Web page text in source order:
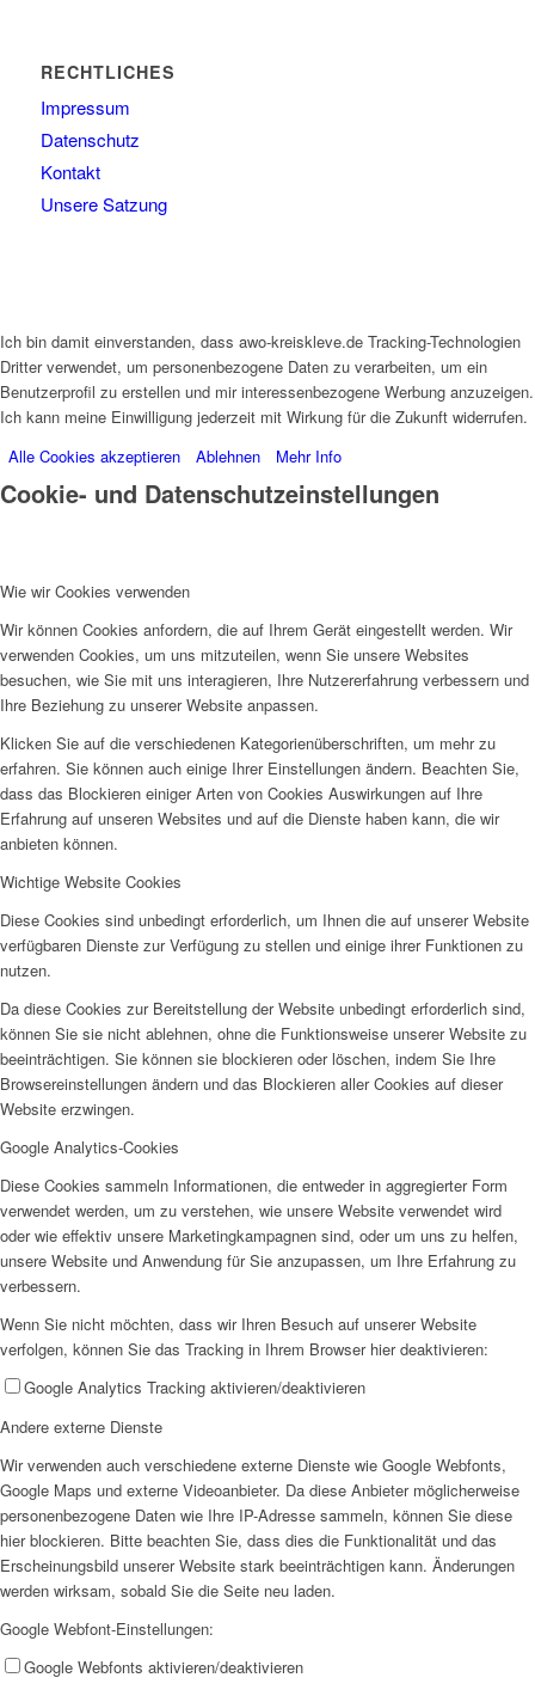
RECHTLICHES
Impressum
Datenschutz
Kontakt
Unsere Satzung
Ich bin damit einverstanden, dass awo-kreiskleve.de Tracking-Technologien
Dritter verwendet, um personenbezogene Daten zu verarbeiten, um ein
Benutzerprofil zu erstellen und mir interessenbezogene Werbung anzuzeigen.
Ich kann meine Einwilligung jederzeit mit Wirkung für die Zukunft widerrufen.
Alle Cookies akzeptieren
Ablehnen Mehr Info
Cookie- und Datenschutzeinstellungen
Wie wir Cookies verwenden
Wir können Cookies anfordern, die auf Ihrem Gerät eingestellt werden. Wir
verwenden Cookies, um uns mitzuteilen, wenn Sie unsere Websites
besuchen, wie Sie mit uns interagieren, Ihre Nutzererfahrung verbessern und
Ihre Beziehung zu unserer Website anpassen.
Klicken Sie auf die verschiedenen Kategorienüberschriften, um mehr zu
erfahren. Sie können auch einige Ihrer Einstellungen ändern. Beachten Sie,
dass das Blockieren einiger Arten von Cookies Auswirkungen auf Ihre
Erfahrung auf unseren Websites und auf die Dienste haben kann, die wir
anbieten können.
Wichtige Website Cookies
Diese Cookies sind unbedingt erforderlich, um Ihnen die auf unserer Website
verfügbaren Dienste zur Verfügung zu stellen und einige ihrer Funktionen zu
nutzen.
Da diese Cookies zur Bereitstellung der Website unbedingt erforderlich sind,
können Sie sie nicht ablehnen, ohne die Funktionsweise unserer Website zu
beeinträchtigen. Sie können sie blockieren oder löschen, indem Sie Ihre
Browsereinstellungen ändern und das Blockieren aller Cookies auf dieser
Website erzwingen.
Google Analytics-Cookies
Diese Cookies sammeln Informationen, die entweder in aggregierter Form
verwendet werden, um zu verstehen, wie unsere Website verwendet wird
oder wie effektiv unsere Marketingkampagnen sind, oder um uns zu helfen,
unsere Website und Anwendung für Sie anzupassen, um Ihre Erfahrung zu
verbessern.
Wenn Sie nicht möchten, dass wir Ihren Besuch auf unserer Website
verfolgen, können Sie das Tracking in Ihrem Browser hier deaktivieren:
Google Analytics Tracking aktivieren/deaktivieren
Andere externe Dienste
Wir verwenden auch verschiedene externe Dienste wie Google Webfonts,
Google Maps und externe Videoanbieter. Da diese Anbieter möglicherweise
personenbezogene Daten wie Ihre IP-Adresse sammeln, können Sie diese
hier blockieren. Bitte beachten Sie, dass dies die Funktionalität und das
Erscheinungsbild unserer Website stark beeinträchtigen kann. Änderungen
werden wirksam, sobald Sie die Seite neu laden.
Google Webfont-Einstellungen:
Google Webfonts aktivieren/deaktivieren